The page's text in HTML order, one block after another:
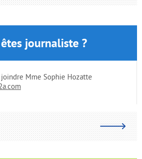
journaliste ?
Mme Sophie Hozatte